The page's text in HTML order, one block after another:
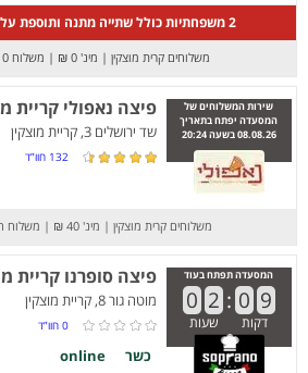
2 משפחתיות כולל שתייה מתנה ותוספת על כל פיצה ב-80 ש"ח
משלוחים קרית מוצקין | מינ' 0 ₪ | משלוח 10 ₪
שירות המשלוחים של
המסעדה יפתח בתאריך
08.08.26 בשעה 20:24
פיצה נאפולי קריית
שד ירושלים 3, קריית מוצקין
132 חוו”ד
משלוחים קרית מוצקין | מינ' 40 ₪ | משלוח
המסעדה תפתח בעוד
0 2 : 0 9
דקות שעות
פיצה סופרנו קריית
מוטה גור 8, קריית מוצקין
0 חוו”ד
כשר online